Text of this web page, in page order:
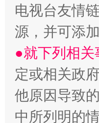
阿坝州三大球赛
电视台友情
源，并可添
●就下列相
定或相关政
他原因导致
中所列明的